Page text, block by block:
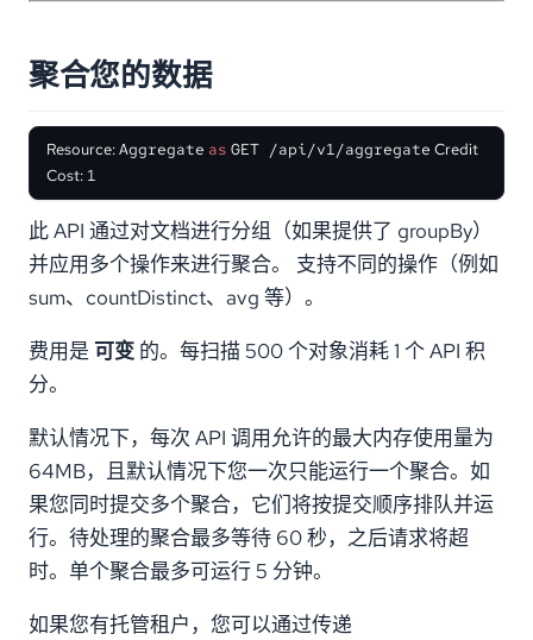
聚合您的数据
Resource:Aggregate as GET /api/v1/aggregate Credit
Cost: 1
此 API 通过对文档进行分组（如果提供了 groupBy）
并应用多个操作来进行聚合。 支持不同的操作（例如
sum、countDistinct、avg 等）。
费用是 可变 的。每扫描 500 个对象消耗 1 个 API 积
分。
默认情况下，每次 API 调用允许的最大内存使用量为
64MB，且默认情况下您一次只能运行一个聚合。如
果您同时提交多个聚合，它们将按提交顺序排队并运
行。待处理的聚合最多等待 60 秒，之后请求将超
时。单个聚合最多可运行 5 分钟。
如果您有托管租户，您可以通过传递